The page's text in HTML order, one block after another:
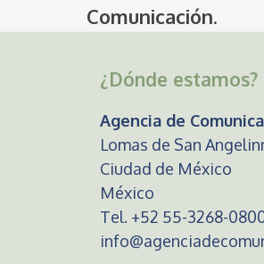
Comunicación.
¿Dónde estamos?
Agencia de
Lomas de San
Ciudad de México
México
Tel. +52 55-3268-